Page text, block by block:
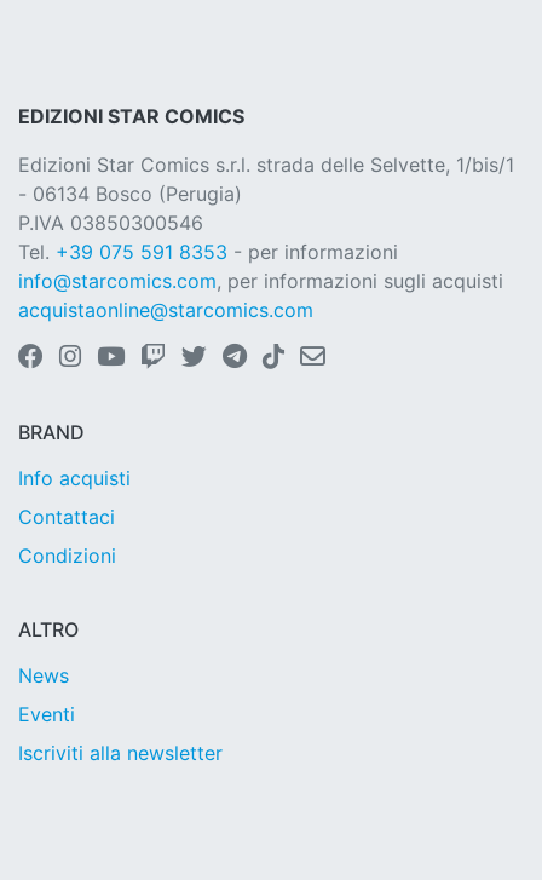
EDIZIONI STAR COMICS
Edizioni Star Comics s.r.l. strada delle Selvette, 1/bis/1
- 06134 Bosco (Perugia)
P.IVA 03850300546
Tel. +39 075 591 8353 - per informazioni
info@starcomics.com, per informazioni sugli acquisti
acquistaonline@starcomics.com
BRAND
Info acquisti
Contattaci
Condizioni
ALTRO
News
Eventi
Iscriviti alla newsletter